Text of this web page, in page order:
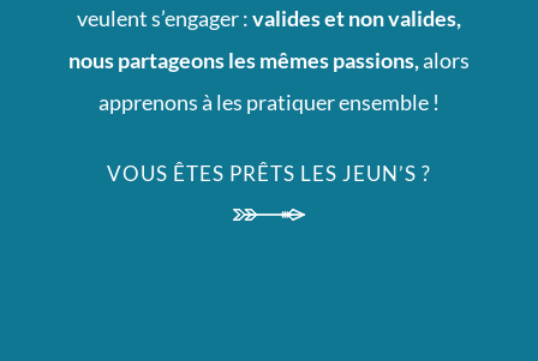
schedule
unique
effective.compared,
veulent s’engager :valides et non valides,
nous partageons les mêmes passions,alors
apprenons à les pratiquer ensemble !
VOUS ÊTES PRÊTS LES JEUN’S ?